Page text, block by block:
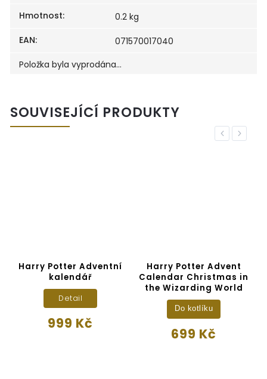
Hmotnost:
0.2 kg
EAN:
071570017040
Položka byla vyprodána…
SOUVISEJÍCÍ PRODUKTY
Previous
Harry Potter Adventní
kalendář
999 Kč
Detail
Harry Potter Advent
Calendar Christmas in
the Wizarding World
699 Kč
Do kotlíku
Next